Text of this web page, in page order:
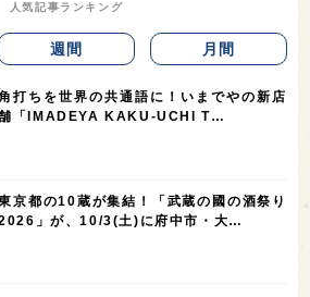
人気記事ランキング
週間 月間
打ちを世界の共通語に！いまでやの新店
「IMADEYA KAKU-UCHI T…
京都の10蔵が集結！「武蔵の國の酒祭り
」が、10/3(土)に府中市・大…